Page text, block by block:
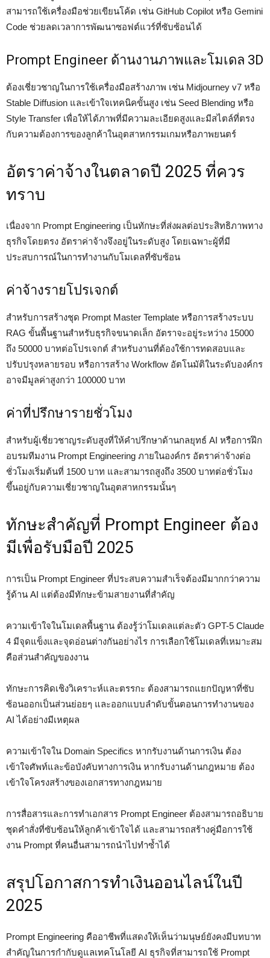
สามารถใช้เครื่องมือช่วยเขียนโค้ด เช่น GitHub Copilot หรือ Gemini
Code ช่วยลดเวลาการพัฒนาซอฟต์แวร์ที่ซับซ้อนได้
Prompt Engineer ด้านงานภาพและโมเดล 3D
ต้องเชี่ยวชาญในการใช้เครื่องมือสร้างภาพ เช่น Midjourney v7 หรือ
Stable Diffusion และเข้าใจเทคนิคขั้นสูง เช่น Seed Blending หรือ
Style Transfer เพื่อให้ได้ภาพที่มีความละเอียดสูงและมีสไตล์ที่ตรง
กับความต้องการของลูกค้าในอุตสาหกรรมเกมหรือภาพยนตร์
อัตราค่าจ้างในตลาดปี 2025 ที่ควร
ทราบ
เนื่องจาก Prompt Engineering เป็นทักษะที่ส่งผลต่อประสิทธิภาพทาง
ธุรกิจโดยตรง อัตราค่าจ้างจึงอยู่ในระดับสูง โดยเฉพาะผู้ที่มี
ประสบการณ์ในการทำงานกับโมเดลที่ซับซ้อน
ค่าจ้างรายโปรเจกต์
สำหรับการสร้างชุด Prompt Master Template หรือการสร้างระบบ
RAG ขั้นพื้นฐานสำหรับธุรกิจขนาดเล็ก อัตราจะอยู่ระหว่าง 15000
ถึง 50000 บาทต่อโปรเจกต์ สำหรับงานที่ต้องใช้การทดสอบและ
ปรับปรุงหลายรอบ หรือการสร้าง Workflow อัตโนมัติในระดับองค์กร
อาจมีมูลค่าสูงกว่า 100000 บาท
ค่าที่ปรึกษารายชั่วโมง
สำหรับผู้เชี่ยวชาญระดับสูงที่ให้คำปรึกษาด้านกลยุทธ์ AI หรือการฝึก
อบรมทีมงาน Prompt Engineering ภายในองค์กร อัตราค่าจ้างต่อ
ชั่วโมงเริ่มต้นที่ 1500 บาท และสามารถสูงถึง 3500 บาทต่อชั่วโมง
ขึ้นอยู่กับความเชี่ยวชาญในอุตสาหกรรมนั้นๆ
ทักษะสำคัญที่ Prompt Engineer ต้อง
มีเพื่อรับมือปี 2025
การเป็น Prompt Engineer ที่ประสบความสำเร็จต้องมีมากกว่าความ
รู้ด้าน AI แต่ต้องมีทักษะข้ามสายงานที่สำคัญ
ความเข้าใจในโมเดลพื้นฐาน ต้องรู้ว่าโมเดลแต่ละตัว GPT-5 Claude
4 มีจุดแข็งและจุดอ่อนต่างกันอย่างไร การเลือกใช้โมเดลที่เหมาะสม
คือส่วนสำคัญของงาน
ทักษะการคิดเชิงวิเคราะห์และตรรกะ ต้องสามารถแยกปัญหาที่ซับ
ซ้อนออกเป็นส่วนย่อยๆ และออกแบบลำดับขั้นตอนการทำงานของ
AI ได้อย่างมีเหตุผล
ความเข้าใจใน Domain Specifics หากรับงานด้านการเงิน ต้อง
เข้าใจศัพท์และข้อบังคับทางการเงิน หากรับงานด้านกฎหมาย ต้อง
เข้าใจโครงสร้างของเอกสารทางกฎหมาย
การสื่อสารและการทำเอกสาร Prompt Engineer ต้องสามารถอธิบาย
ชุดคำสั่งที่ซับซ้อนให้ลูกค้าเข้าใจได้ และสามารถสร้างคู่มือการใช้
งาน Prompt ที่คนอื่นสามารถนำไปทำซ้ำได้
สรุปโอกาสการทำเงินออนไลน์ในปี
2025
Prompt Engineering คืออาชีพที่แสดงให้เห็นว่ามนุษย์ยังคงมีบทบาท
สำคัญในการกำกับดูแลเทคโนโลยี AI ธุรกิจที่สามารถใช้ Prompt